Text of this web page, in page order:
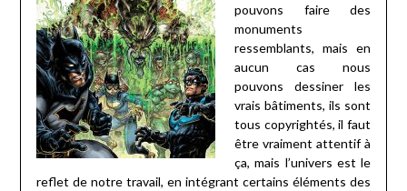
pouvons faire des
monuments
ressemblants, mais en
aucun cas nous
pouvons dessiner les
vrais bâtiments, ils sont
tous copyrightés, il faut
être vraiment attentif à
ça, mais l’univers est le
reflet de notre travail, en intégrant certains éléments des